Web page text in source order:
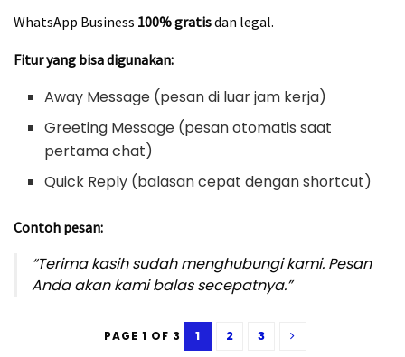
WhatsApp Business 100% gratisdan legal.
Fitur yang bisa digunakan:
Away Message (pesan di luar jam kerja)
Greeting Message (pesan otomatis saat
pertama chat)
Quick Reply (balasan cepat dengan shortcut)
Contoh pesan:
“Terima kasih sudah menghubungi kami. Pesan
Anda akan kami balas secepatnya.”
PAGE 1 OF 3 1 2 3